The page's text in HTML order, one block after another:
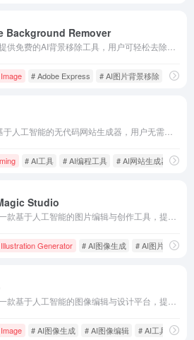
Background Remover
Image # Adobe Express # AI图片背景移除 # AI工
# AI工具 # AI编程工具 # AI网站生成器
Studio
Illustration Generator # AI图像生成 # AI图片插画生
Image # AI图像生成 # AI图像编辑 # AI工具